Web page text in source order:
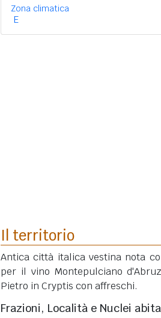
Zona climatica
E
Il territorio
Antica città italica vestina nota
per il vino Montepulciano
Pietro in Cryptis con affreschi.
Frazioni, Località e Nuclei